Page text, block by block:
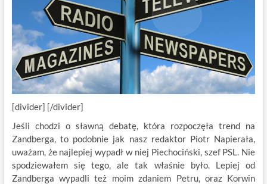
[divider] [/divider]
Jeśli chodzi o sławną debatę, która rozpoczęła trend na
Zandberga, to podobnie jak nasz redaktor Piotr Napierała,
uważam, że najlepiej wypadł w niej Piechociński, szef PSL. Nie
spodziewałem się tego, ale tak właśnie było. Lepiej od
Zandberga wypadli też moim zdaniem Petru, oraz Korwin